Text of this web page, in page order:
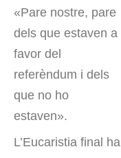
«Pare nostre, pare
dels que estaven a
favor del
referèndum i dels
que no ho
estaven».
L’Eucaristia final ha